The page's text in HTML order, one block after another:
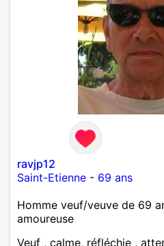
ravjp12
Saint-Etienne - 69 ans
Homme veuf/veuve de 69
amoureuse
Veuf , calme, réfléchie ,